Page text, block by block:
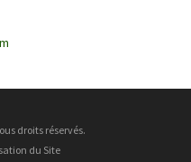
droits réservés.
du Site